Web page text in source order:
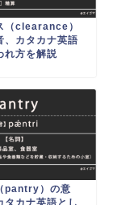
（clearance）
、カタカナ英語
れ方を解説
pantry）の意